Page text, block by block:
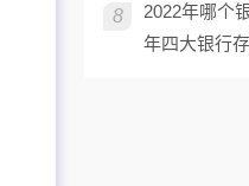
8
2022年哪个
年四大银行